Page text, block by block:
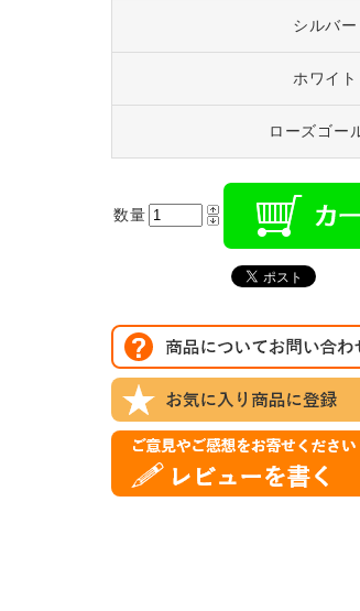
シルバー
ホワイト
ローズゴー
数量